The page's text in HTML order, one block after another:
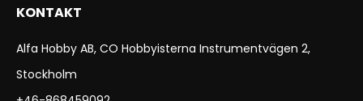
KONTAKT
Alfa Hobby AB, CO Hobbyisterna Instrumentvägen 2,
Stockholm